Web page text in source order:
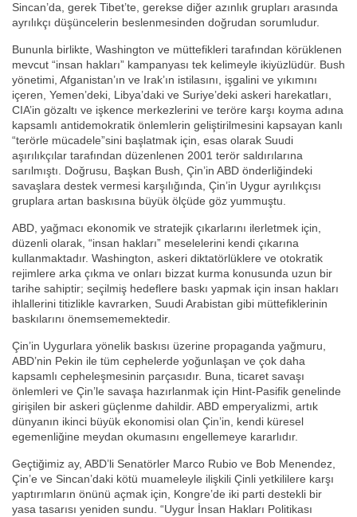
Sincan’da, gerek Tibet’te, gerekse diğer azınlık grupları arasında
ayrılıkçı düşüncelerin beslenmesinden doğrudan sorumludur.
Bununla birlikte, Washington ve müttefikleri tarafından körüklenen
mevcut “insan hakları” kampanyası tek kelimeyle ikiyüzlüdür. Bush
yönetimi, Afganistan’ın ve Irak’ın istilasını, işgalini ve yıkımını
içeren, Yemen’deki, Libya’daki ve Suriye’deki askeri harekatları,
CIA’in gözaltı ve işkence merkezlerini ve teröre karşı koyma adına
kapsamlı antidemokratik önlemlerin geliştirilmesini kapsayan kanlı
“terörle mücadele”sini başlatmak için, esas olarak Suudi
aşırılıkçılar tarafından düzenlenen 2001 terör saldırılarına
sarılmıştı. Doğrusu, Başkan Bush, Çin’in ABD önderliğindeki
savaşlara destek vermesi karşılığında, Çin’in Uygur ayrılıkçısı
gruplara artan baskısına büyük ölçüde göz yummuştu.
ABD, yağmacı ekonomik ve stratejik çıkarlarını ilerletmek için,
düzenli olarak, “insan hakları” meselelerini kendi çıkarına
kullanmaktadır. Washington, askeri diktatörlüklere ve otokratik
rejimlere arka çıkma ve onları bizzat kurma konusunda uzun bir
tarihe sahiptir; seçilmiş hedeflere baskı yapmak için insan hakları
ihlallerini titizlikle kavrarken, Suudi Arabistan gibi müttefiklerinin
baskılarını önemsememektedir.
Çin’in Uygurlara yönelik baskısı üzerine propaganda yağmuru,
ABD’nin Pekin ile tüm cephelerde yoğunlaşan ve çok daha
kapsamlı cepheleşmesinin parçasıdır. Buna, ticaret savaşı
önlemleri ve Çin’le savaşa hazırlanmak için Hint-Pasifik genelinde
girişilen bir askeri güçlenme dahildir. ABD emperyalizmi, artık
dünyanın ikinci büyük ekonomisi olan Çin’in, kendi küresel
egemenliğine meydan okumasını engellemeye kararlıdır.
Geçtiğimiz ay, ABD’li Senatörler Marco Rubio ve Bob Menendez,
Çin’e ve Sincan’daki kötü muameleyle ilişkili Çinli yetkililere karşı
yaptırımların önünü açmak için, Kongre’de iki parti destekli bir
yasa tasarısı yeniden sundu. “Uygur İnsan Hakları Politikası